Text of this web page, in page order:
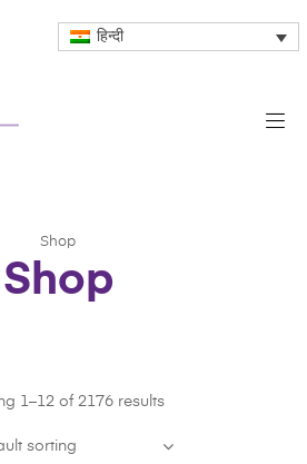
हिन्दी
Shop
Shop
1–12 of 2176 results
sorting